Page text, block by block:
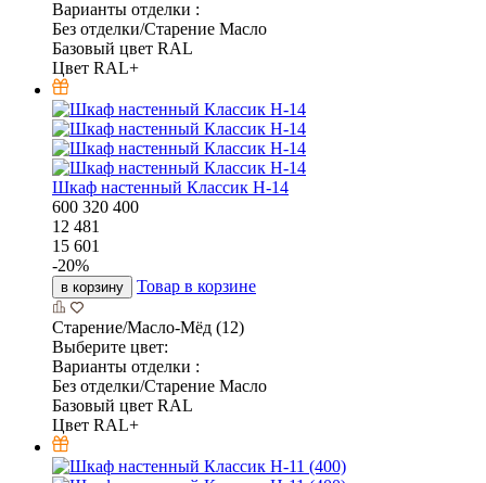
Варианты отделки :
Без отделки/Старение Масло
Базовый цвет RAL
Цвет RAL+
Шкаф настенный Классик Н-14
600 320 400
12 481
15 601
-20%
в корзину Товар в корзине
Старение/Масло-Мёд (12)
Выберите цвет:
Варианты отделки :
Без отделки/Старение Масло
Базовый цвет RAL
Цвет RAL+